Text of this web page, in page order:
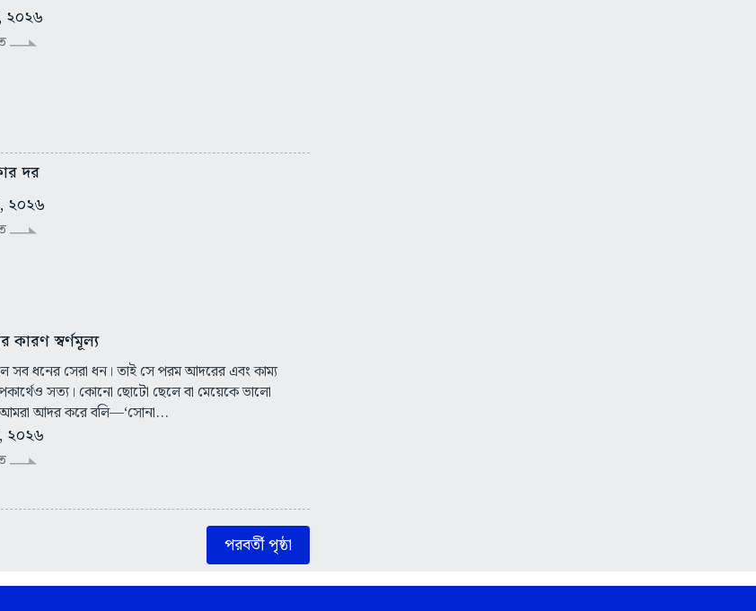
দর
২০২৬
কারণ স্বর্ণমূল্য
সব ধনের সেরা ধন। তাই সে পরম আদরের এবং কাম্য
সত্য। কোনো ছোটো ছেলে বা মেয়েকে ভালো
আদর করে বলি—‘সোনা...
২০২৬
পরবর্তী পৃষ্ঠা